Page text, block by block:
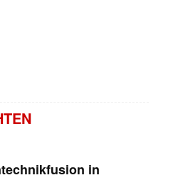
in